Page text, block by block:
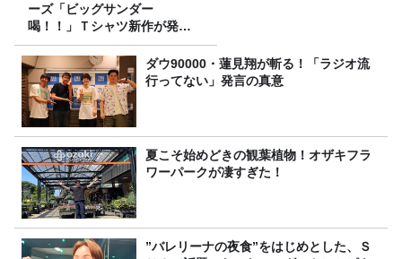
ーズ「ビッグサンダー
喝！！」Ｔシャツ新作が発売
決定！
ダウ90000・蓮見翔が斬る！「ラジオ流
行ってない」発言の真意
夏こそ始めどきの観葉植物！オザキフラ
ワーパークが凄すぎた！
”バレリーナの夜食”をはじめとした、Ｓ